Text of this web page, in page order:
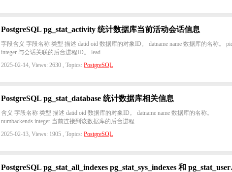
PostgreSQL pg_stat_activity 统计数据库当前活动会话信息
字段含义 字段名称 类型 描述 datid oid 数据库的对象ID。 datname name 数据库的名称。
integer 与会话关联的后台进程ID。 lead
2025-02-14, Views: 2630 , Topics:PostgreSQL
PostgreSQL pg_stat_database 统计数据库相关信息
含义 字段名称 类型 描述 datid oid 数据库的对象ID。 datname name 数据库的名称。
numbackends integer 当前连接到该数据库的后台进程
2025-02-13, Views: 1905 , Topics:PostgreSQL